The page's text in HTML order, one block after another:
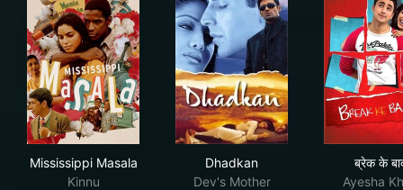
Mississippi Masala
Kinnu
Dhadkan
Dev's Mother
ब्रेक
ब्रेक के
Ayesha